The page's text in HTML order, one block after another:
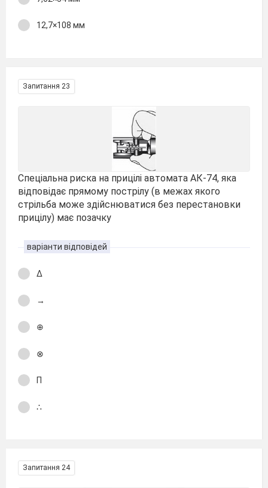
12,7×108 мм
Запитання 23
Спеціальна риска на прицілі автомата АК-74, яка
відповідає прямому пострілу (в межах якого
стрільба може здійснюватися без перестановки
прицілу) має позачку
варіанти відповідей
Δ
→
⊕
⊗
П
∴
Запитання 24